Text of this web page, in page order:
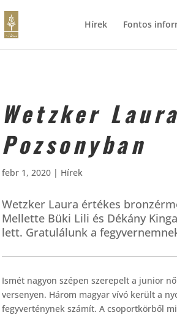
Hírek Fontos
Wetzker
Pozsonyban
febr 1, 2020 | Hírek
Wetzker Laura értékes
Mellette Büki Lili és Dékány
lett. Gratulálunk a
Ismét nagyon szépen szerepelt a junior
versenyen. Három magyar vívó került a
fegyverténynek számít. A csoportkörből